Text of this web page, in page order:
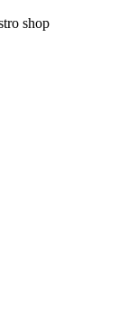
shop